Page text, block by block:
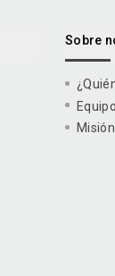
Sobre
Equipo